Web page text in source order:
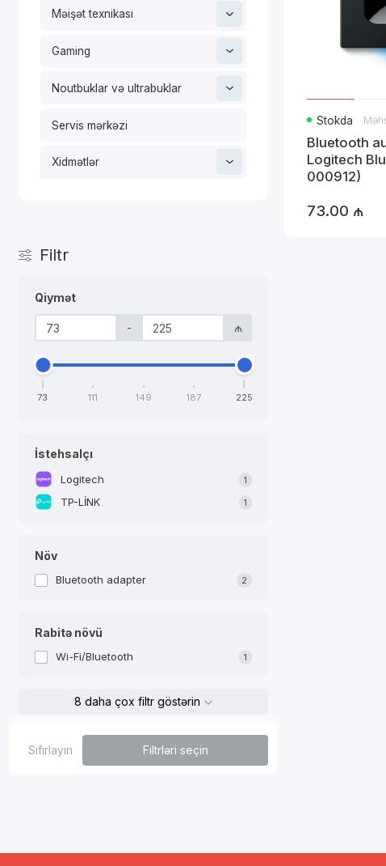
Məişət texnikası
Gaming
Noutbuklar və ultrabuklar
Servis mərkəzi
Xidmətlər
Filtr
Qiymət
- ₼
73 111 149 187 225
İstehsalçı
Logitech 1
TP-LİNK 1
Növ
Bluetooth adapter 2
Rabitə növü
Wi-Fi/Bluetooth 1
8 daha çox filtr göstərin
Sıfırlayın Filtrləri seçin
Stokda
Bluetooth
Logitech
000912)
73.00 ₼